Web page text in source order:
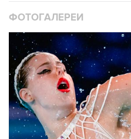
ФОТОГАЛЕРЕИ